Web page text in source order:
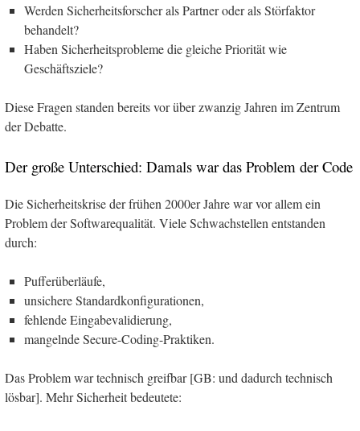
Werden Sicherheitsforscher als Partner oder als Störfaktor
behandelt?
Haben Sicherheitsprobleme die gleiche Priorität wie
Geschäftsziele?
Diese Fragen standen bereits vor über zwanzig Jahren im Zentrum
der Debatte.
Der große Unterschied: Damals war das Problem der Code
Die Sicherheitskrise der frühen 2000er Jahre war vor allem ein
Problem der Softwarequalität. Viele Schwachstellen entstanden
durch:
Pufferüberläufe,
unsichere Standardkonfigurationen,
fehlende Eingabevalidierung,
mangelnde Secure-Coding-Praktiken.
Das Problem war technisch greifbar [GB: und dadurch technisch
lösbar]. Mehr Sicherheit bedeutete: